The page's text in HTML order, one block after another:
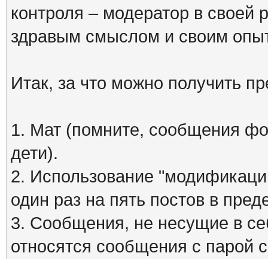
контроля – модератор в своей
здравым смыслом и своим
Итак, за что можно получить
1. Мат (помните, сообщения
дети).
2. Использование
один раз на пять постов в
3. Сообщения, не несущие в
относятся сообщения с парой